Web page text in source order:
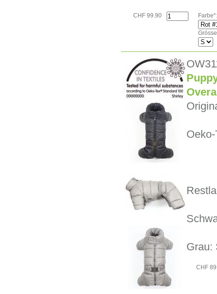
CHF 99.90 Farbe*:
Grau:
CHF